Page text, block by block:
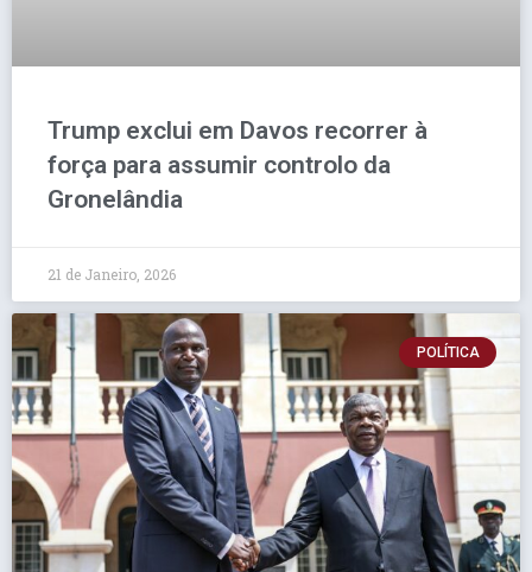
Trump exclui em Davos recorrer à
força para assumir controlo da
Gronelândia
21 de Janeiro, 2026
POLÍTICA